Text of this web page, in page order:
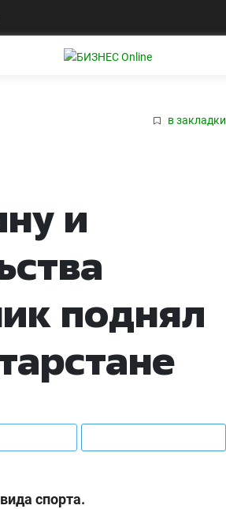
в закладки
и
поднял
спорта.